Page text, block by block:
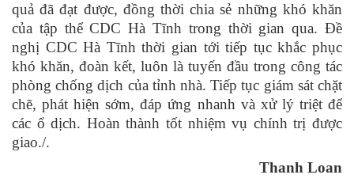
quả đã đạt được, đồng thời chia sẻ những khó khăn
của tập thể CDC Hà Tĩnh trong thời gian qua. Đề
nghị CDC Hà Tĩnh thời gian tới tiếp tục khắc phục
khó khăn, đoàn kết, luôn là tuyến đầu trong công tác
phòng chống dịch của tỉnh nhà. Tiếp tục giám sát chặt
chẽ, phát hiện sớm, đáp ứng nhanh và xử lý triệt để
các ổ dịch. Hoàn thành tốt nhiệm vụ chính trị được
giao./.
Thanh Loan